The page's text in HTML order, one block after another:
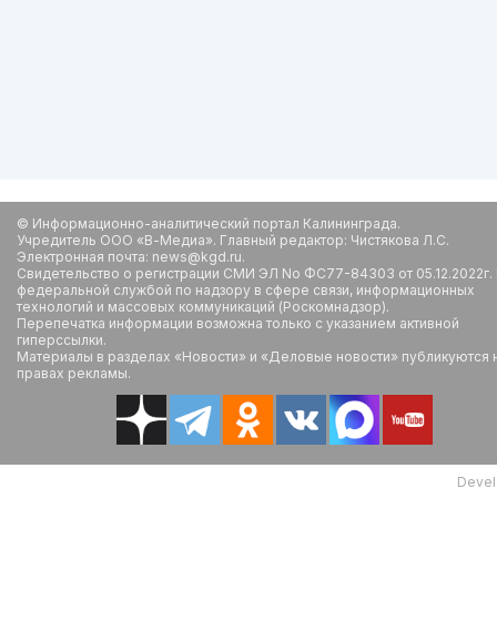
© Информационно-аналитический портал Калининграда.
Учредитель ООО «В-Медиа». Главный редактор: Чистякова Л.С.
Электронная почта: news@kgd.ru.
Свидетельство о регистрации СМИ ЭЛ No ФС77-84303 от
федеральной службой по надзору в сфере связи, информационных
технологий и массовых коммуникаций (Роскомнадзор).
Перепечатка информации возможна только с указанием активной
гиперссылки.
Материалы в разделах «Новости» и «Деловые новости» публикуются
правах рекламы.